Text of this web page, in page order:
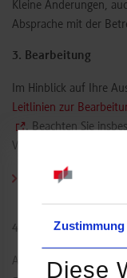
Zustimmung
Diese
Kleine Änderungen,
Absprache mit der
3. Bearbeitung
Im Hinblick auf Ihre
Leitlinien zur
. Beachten Sie
Vorlesungsblock
Hinweise zur
4. Verlängerung und
Anträge auf